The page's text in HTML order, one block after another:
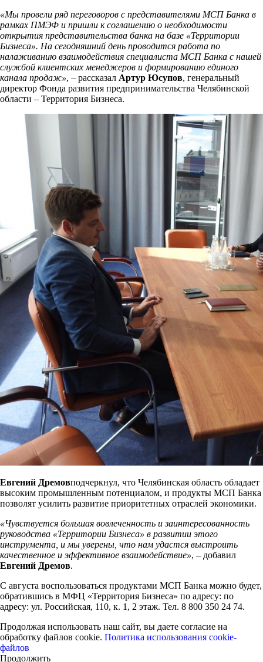
«Мы провели ряд переговоров с представителями МСП Банка в
рамках ПМЭФ и пришли к соглашению о необходимости
открытия представительства банка на базе «Территории
Бизнеса». На сегодняшний день проводится работа по
налаживанию взаимодействия специалиста МСП Банка с нашей
службой клиентских менеджеров и формированию единого
канала продаж», – рассказал Артур Юсупов, генеральный
директор Фонда развития предпринимательства Челябинской
области – Территория Бизнеса.
Евгений Дремовподчеркнул, что Челябинская область обладает
высоким промышленным потенциалом, и продукты МСП Банка
позволят усилить развитие приоритетных отраслей экономики.
«Чувствуется большая вовлеченность и заинтересованность
руководства «Территории Бизнеса» в развитии этого
инструмента, и мы уверены, что нам удастся выстроить
качественное и эффективное взаимодействие», – добавил
Евгений Дремов.
С августа воспользоваться продуктами МСП Банка можно будет,
обратившись в МФЦ «Территория Бизнеса» по адресу: по
адресу: ул. Российская, 110, к. 1, 2 этаж. Тел. 8 800 350 24 74.
Продолжая использовать наш сайт, вы даете согласие на
обработку файлов cookie. Политика использования cookie-
файлов
Продолжить